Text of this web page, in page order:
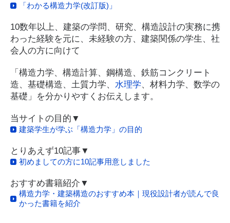
「わかる構造力学(改訂版)」
10数年以上、建築の学問、研究、構造設計の実務に携
わった経験を元に、未経験の方、建築関係の学生、社
会人の方に向けて
「構造力学、構造計算、鋼構造、鉄筋コンクリート
造、基礎構造、土質力学、 水理学、材料力学、数学の
基礎」を分かりやすくお伝えします。
当サイトの目的▼
建築学生が学ぶ「構造力学」の目的
とりあえず10記事▼
初めましての方に10記事用意しました
おすすめ書籍紹介▼
構造力学・建築構造のおすすめ本｜現役設計者が読んで良
かった書籍を紹介